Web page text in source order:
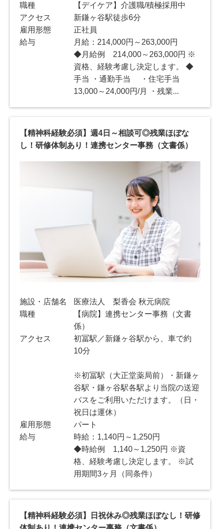
職種
【デイケア】介護職/積極採用中
アクセス
新鎌ヶ谷駅徒歩6分
雇用形態
正社員
給与
月給：214,000円～263,000円
◆月給例 214,000～263,000円 ※
資格、経験考慮し決定します。 ◆
手当 ・通勤手当 ・住宅手当
13,000～24,000円/月 ・残業...
【精神科経験必須】週4日～相談可◎残業ほぼな
し！研修体制あり！連携センター事務（文書係）
施設・店舗名
医療法人 梨香会 秋元病院
職種
【病院】連携センター事務（文書
係）
アクセス
初冨駅／新鎌ヶ谷駅から、車で約
10分
※初冨駅（大正堂薬局前）・新鎌ヶ
谷駅・鎌ヶ谷駅各駅より当院の送迎
バスをご利用いただけます。（日・
祝日は運休）
雇用形態
パート
給与
時給：1,140円～1,250円
◆時給例 1,140～1,250円 ※資
格、経験考慮し決定します。 ※試
用期間3ヶ月（同条件）
【精神科経験必須】日祝休み◎残業ほぼなし！研修